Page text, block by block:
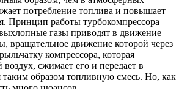
потребление топлива и повышает
Принцип работы турбокомпрессора
газы приводят в движение
вращательное движение которой через
компрессора, которая
воздух, сжимает его и передает в
образом топливную смесь. Но, как